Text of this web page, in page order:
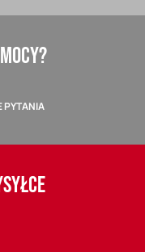
PYTANIA